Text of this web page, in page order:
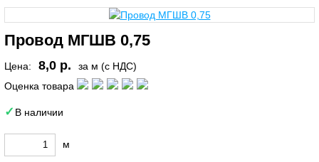
Провод МГШВ 0,75
Цена: 8,0 р.
за м (с НДС)
Оценка товара
В наличии
м